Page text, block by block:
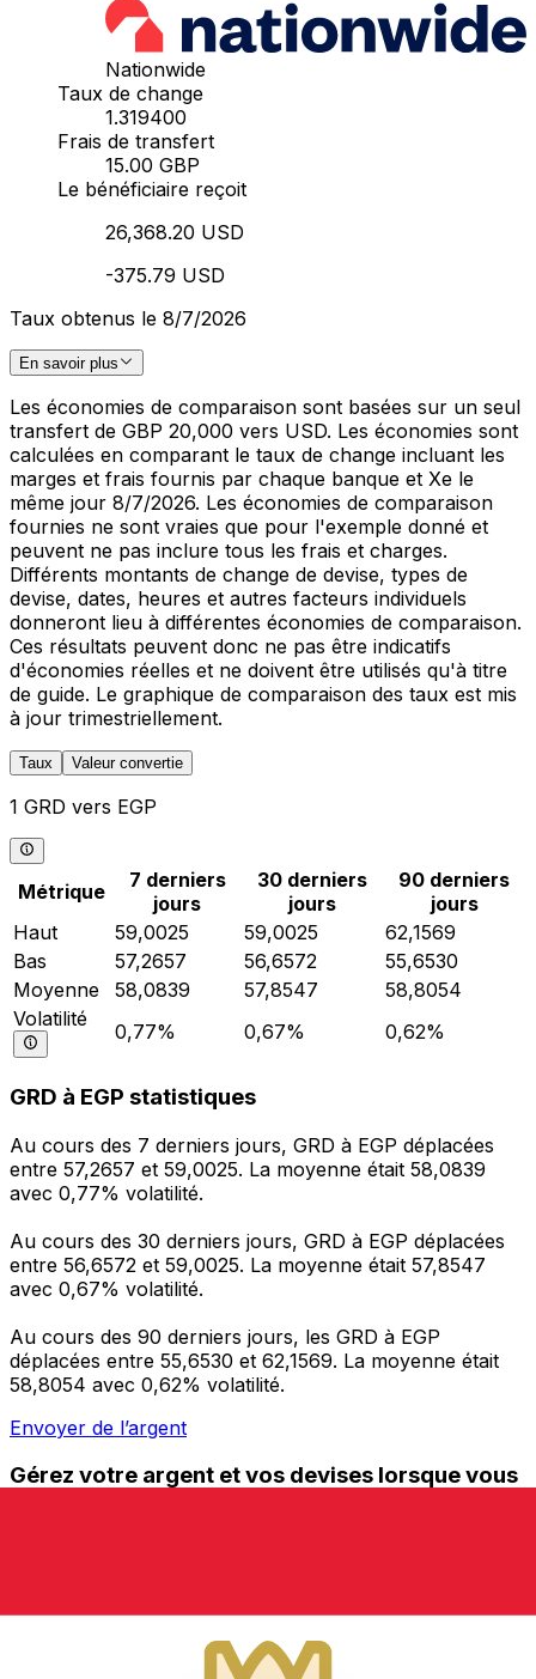
Nationwide
Taux de change
1.319400
Frais de transfert
15.00 GBP
Le bénéficiaire reçoit
26,368.20 USD
-375.79 USD
Taux obtenus le 8/7/2026
En savoir plus
Les économies de comparaison sont basées sur un seul
transfert de GBP 20,000 vers USD. Les économies sont
calculées en comparant le taux de change incluant les
marges et frais fournis par chaque banque et Xe le
même jour 8/7/2026. Les économies de comparaison
fournies ne sont vraies que pour l'exemple donné et
peuvent ne pas inclure tous les frais et charges.
Différents montants de change de devise, types de
devise, dates, heures et autres facteurs individuels
donneront lieu à différentes économies de comparaison.
Ces résultats peuvent donc ne pas être indicatifs
d'économies réelles et ne doivent être utilisés qu'à titre
de guide. Le graphique de comparaison des taux est mis
à jour trimestriellement.
Taux Valeur convertie
1 GRD vers EGP
Métrique
7 derniers
jours
30 derniers
jours
90 derniers
jours
Haut
59,0025 59,0025
62,1569
Bas
57,2657 56,6572
55,6530
Moyenne
58,0839 57,8547
58,8054
Volatilité
0,77% 0,67% 0,62%
GRD à EGP statistiques
Au cours des 7 derniers jours, GRD à EGP déplacées
entre 57,2657 et 59,0025. La moyenne était 58,0839
avec 0,77% volatilité.
Au cours des 30 derniers jours, GRD à EGP déplacées
entre 56,6572 et 59,0025. La moyenne était 57,8547
avec 0,67% volatilité.
Au cours des 90 derniers jours, les GRD à EGP
déplacées entre 55,6530 et 62,1569. La moyenne était
58,8054 avec 0,62% volatilité.
Envoyer de l’argent
Gérez votre argent et vos devises lorsque vous
programmez des alertes de taux et transférez de
l'argent à l'étranger sans frais cachés. Téléchargez
l'application dès aujourd'hui !